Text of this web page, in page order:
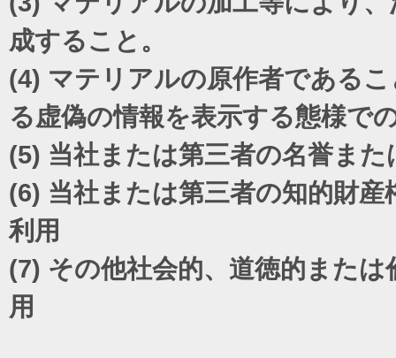
成すること。
(4) マテリアルの原作者である
る虚偽の情報を表示する態様で
(5) 当社または第三者の名誉ま
(6) 当社または第三者の知的財
利用
(7) その他社会的、道徳的また
用